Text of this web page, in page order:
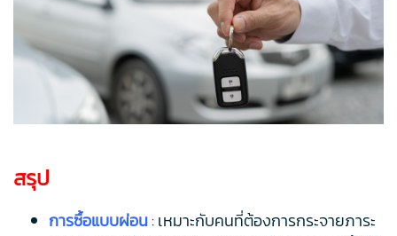
สรุป
การซื้อแบบผ่อน: เหมาะกับคนที่ต้องการกระจายภาระ